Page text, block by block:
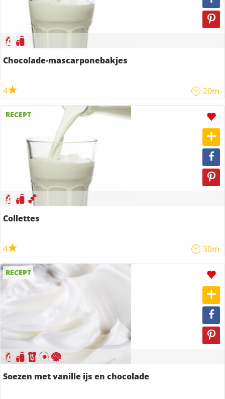
Chocolade-mascarponebakjes
4 20m
RECEPT
Collettes
4 30m
RECEPT
Soezen met vanille ijs en chocolade